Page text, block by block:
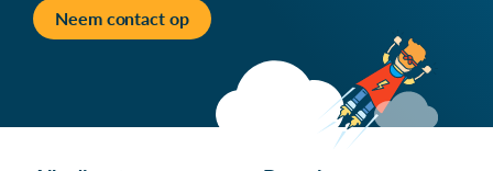
Neem contact op